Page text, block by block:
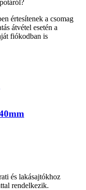
értesítenek a csomag
átvétel esetén a
fiókodban is
és lakásajtókhoz
rendelkezik.